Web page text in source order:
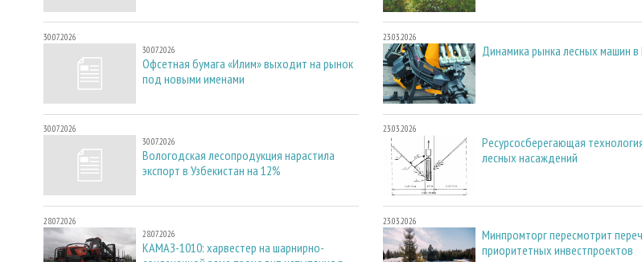
30.07.2026
30.07.2026
Офсетная бумага «Илим» выходит на рынок
под новыми именами
30.07.2026
30.07.2026
Вологодская лесопродукция нарастила
экспорт в Узбекистан на 12%
28.07.2026
28.07.2026
КАМАЗ-1010: харвестер на шарнирно-
23.03.2026
Динамика рынка лесных машин в
23.03.2026
Ресурсосберегающая
лесных насаждений
23.03.2026
Минпромторг пересмотрит
приоритетных инвестпроектов